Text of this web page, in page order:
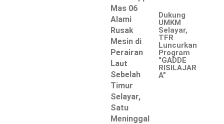
‎Dukung
UMKM
Selayar,
TFR
Luncurkan
Program
“GADDE
RISILAJAR
A”
Mas 06
Alami
Rusak
Mesin di
Perairan
Laut
Sebelah
Timur
Selayar,
Satu
Meninggal